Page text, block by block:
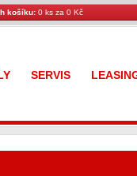
košíku: 0 ks za 0 Kč
SERVIS